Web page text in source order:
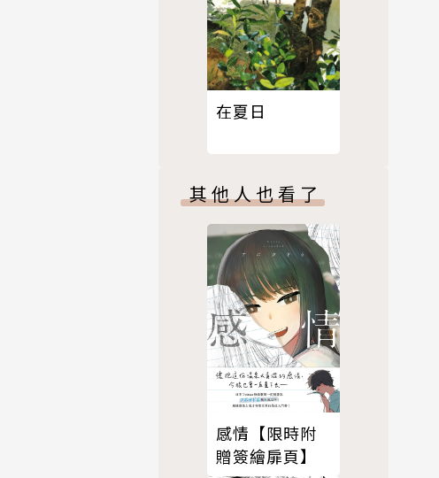
在夏日
其他人也看了
感情【限時附
贈簽繪扉頁】